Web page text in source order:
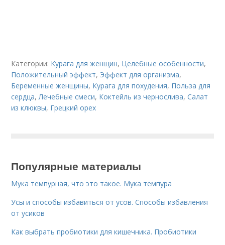
Категории: Курага для женщин, Целебные особенности,
Положительный эффект, Эффект для организма,
Беременные женщины, Курага для похудения, Польза для
сердца,Лечебные смеси, Коктейль из чернослива,Салат
из клюквы, Грецкий орех
Популярные материалы
Мука темпурная, что это такое. Мука темпура
Усы и способы избавиться от усов. Способы избавления
от усиков
Как выбрать пробиотики для кишечника. Пробиотики